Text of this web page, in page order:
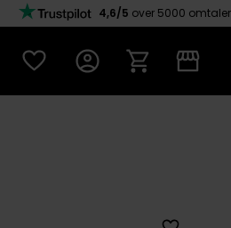
4,6/5 over 5000 omtaler